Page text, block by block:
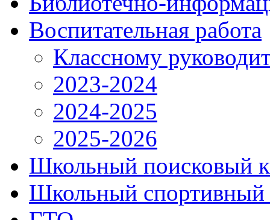
Воспитательная работа
Классному
2023-2024
2024-2025
2025-2026
Школьный поисковый
Школьный спортивный